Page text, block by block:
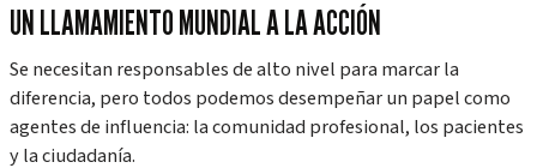
UN LLAMAMIENTO MUNDIAL A LA ACCIÓN
Se necesitan responsables de alto nivel para marcar la
diferencia, pero todos podemos desempeñar un papel como
agentes de influencia: la comunidad profesional, los pacientes
y la ciudadanía.